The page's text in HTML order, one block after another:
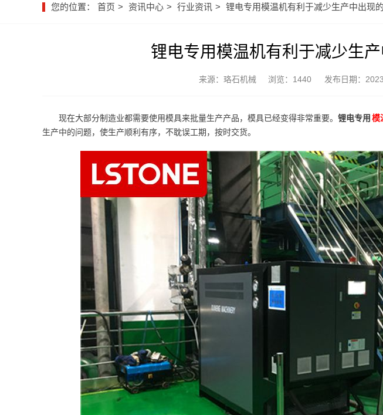
您的位置： 首页 资讯中心 行业资讯 锂电专用模温机有利于减少生产中出现
锂电专用模温机有利于减少生
来源：珞石机械 浏览：1440 发布日期：
现在大部分制造业都需要使用模具来批量生产产品，模具已经变得非常重要。 锂电专用 模
生产中的问题，使生产顺利有序，不耽误工期，按时交货。